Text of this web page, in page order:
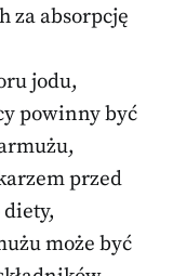
za absorpcję
jodu,
powinny być
przed
może być